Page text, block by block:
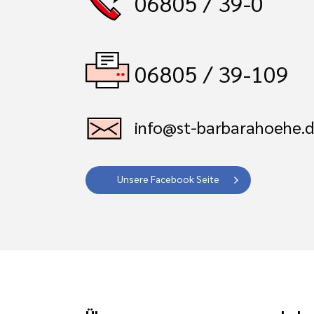
06805 / 39-109
info@st-
Unsere Facebook Seite